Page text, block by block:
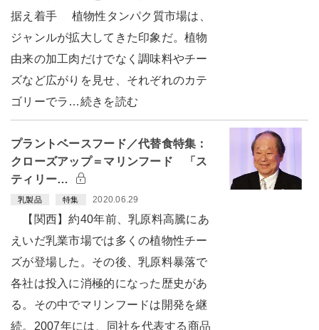
据え着手 植物性タンパク質市場は、
ジャンルが拡大してきた印象だ。植物
由来の加工肉だけでなく調味料やチー
ズなど広がりを見せ、それぞれのカテ
ゴリーでラ…続きを読む
プラントベースフード／代替食特集：
クローズアップ＝マリンフード 「ス
ティリー…
乳製品 特集 2020.06.29
【関西】約40年前、乳原料高騰にあ
えいだ乳業市場では多くの植物性チー
ズが登場した。その後、乳原料暴落で
各社は投入に消極的になった歴史があ
る。その中でマリンフードは開発を継
続。2007年には、同社を代表する商品